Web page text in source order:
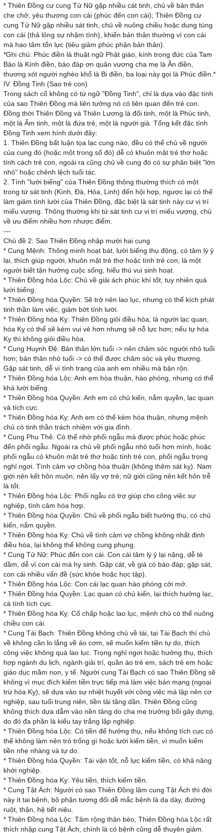
* Thiên Đồng cư cung Tử Nữ gặp nhiều cát tinh, chủ về bản thân
che chở, yêu thương con cái (phúc đến con cái); Thiên Đồng cư
cung Tử Nữ gặp nhiều sát tinh, chủ về nuông chiều hoặc dung túng
con cái (thả lỏng sự nhậm tính), khiến bản thân thường vì con cái
mà hao tâm tổn lực (tiêu giảm phúc phận bản thân).
*Ghi chú: Phúc điền là thuật ngữ Phật giáo, kính trọng đức của Tam
Bảo là Kính điền, báo đáp ơn quân vương cha mẹ là Ân điền,
thương xót người nghèo khổ là Bi điền, ba loại này gọi là Phúc điền.*
IV. Đồng Tinh (Sao trẻ con)
Trong sách cổ không có từ ngữ "Đồng Tinh", chỉ là dựa vào đặc tính
của sao Thiên Đồng mà liên tưởng nó có liên quan đến trẻ con.
Đồng thời Thiên Đồng và Thiên Lương là đối tinh, một là Phúc tinh,
một là Ấm tinh, một là đứa trẻ, một là người già. Tổng kết đặc tính
Đồng Tinh xem hình dưới đây:
1. Thiên Đồng bất luận tọa lạc cung nào, đều có thể chủ về người
của cung đó (hoặc một trong số đó) dễ có khuôn mặt trẻ thơ hoặc
tính cách trẻ con, ngoài ra cũng chủ về cung đó có sự phân biệt "lớn
nhỏ" hoặc chênh lệch tuổi tác.
2. Tính "lười biếng" của Thiên Đồng thông thường thích có một
trong tứ sát tinh (Kình, Đà, Hỏa, Linh) đến hội hợp, ngược lại có thể
làm giảm tính lười của Thiên Đồng, đặc biệt là sát tinh này cư vị trí
miếu vượng. Thông thường khi tứ sát tinh cư vị trí miếu vượng, chủ
về ưu điểm nhiều hơn nhược điểm.
---
Chủ đề 2: Sao Thiên Đồng nhập mười hai cung
* Cung Mệnh: Thông minh hoạt bát, lười biếng thụ động, có tâm lý ỷ
lại, thích giúp người, khuôn mặt trẻ thơ hoặc tính trẻ con, là một
người biết tận hưởng cuộc sống, hiểu thú vui sinh hoạt.
* Thiên Đồng hóa Lộc: Chủ về giải ách phúc khí tốt, tuy nhiên quá
lười biếng.
* Thiên Đồng hóa Quyền: Sẽ trở nên lao lục, nhưng có thể kích phát
tinh thần làm việc, giảm bớt tính lười.
* Thiên Đồng hóa Kỵ: Thiên Đồng giỏi điều hòa, là người lạc quan,
hóa Kỵ có thể sẽ kém vui vẻ hơn nhưng sẽ nỗ lực hơn; nếu tự hóa
Kỵ thì không giỏi điều hòa.
* Cung Huynh Đệ: Bản thân lớn tuổi -> nên chăm sóc người nhỏ tuổi
hơn; bản thân nhỏ tuổi -> có thể được chăm sóc và yêu thương.
Gặp sát tinh, dễ vì tình trạng của anh em nhiều mà bận rộn.
* Thiên Đồng hóa Lộc: Anh em hòa thuận, hào phóng, nhưng có thể
khá lười biếng.
* Thiên Đồng hóa Quyền: Anh em có chủ kiến, nắm quyền, lạc quan
và tích cực.
* Thiên Đồng hóa Kỵ: Anh em có thể kém hòa thuận, nhưng mệnh
chủ có tinh thần trách nhiệm với gia đình.
* Cung Phu Thê: Có thể nhờ phối ngẫu mà được phúc hoặc phúc
đến phối ngẫu. Ngoài ra chủ về phối ngẫu nhỏ tuổi hơn mình, hoặc
phối ngẫu có khuôn mặt trẻ thơ hoặc tính trẻ con, phối ngẫu trọng
nghỉ ngơi. Tình cảm vợ chồng hòa thuận (không thêm sát kỵ). Nam
giới nên kết hôn muộn, nên lấy vợ trẻ; nữ giới cũng nên kết hôn trễ
là tốt.
* Thiên Đồng hóa Lộc: Phối ngẫu có trợ giúp cho công việc sự
nghiệp, tình cảm hòa hợp.
* Thiên Đồng hóa Quyền: Chủ về phối ngẫu biết hưởng thụ, có chủ
kiến, nắm quyền.
* Thiên Đồng hóa Kỵ: Chủ về tình cảm vợ chồng không nhất định
điều hòa, lại không thể không cung phụng.
* Cung Tử Nữ: Phúc đến con cái. Con cái tâm lý ỷ lại nặng, dễ tè
dầm, dễ vì con cái mà hy sinh. Gặp cát, về già có báo đáp; gặp sát,
con cái nhiều vấn đề (sức khỏe hoặc học tập).
* Thiên Đồng hóa Lộc: Con cái lạc quan hào phóng cởi mở.
* Thiên Đồng hóa Quyền: Lạc quan có chủ kiến, lại thích hưởng lạc,
cá tính tích cực.
* Thiên Đồng hóa Kỵ: Cố chấp hoặc lao lục, mệnh chủ có thể nuông
chiều con cái.
* Cung Tài Bạch: Thiên Đồng không chủ về tài, tại Tài Bạch thì chủ
về không cần lo lắng về áo cơm, sẽ muốn kiếm tiền tự do, thích
công việc không quá lao lục. Trọng nghỉ ngơi hoặc hưởng thụ, thích
hợp ngành du lịch, ngành giải trí, quần áo trẻ em, sách trẻ em hoặc
giáo dục mầm non, y tế. Người cung Tài Bạch có sao Thiên Đồng sẽ
không vì mục đích kiếm tiền trực tiếp mà làm việc bán mạng (ngoại
trừ hóa Kỵ), sẽ dựa vào sự nhiệt huyết với công việc mà lập nên cơ
nghiệp, sau tuổi trung niên, tiền tài tăng dần. Thiên Đồng cũng
không thích dựa dẫm vào nền tảng do cha mẹ trưởng bối gây dựng,
do đó đa phần là kiểu tay trắng lập nghiệp.
* Thiên Đồng hóa Lộc: Có tiền để hưởng thụ, nếu không tích cực có
thể không làm nên trò trống gì hoặc lười kiếm tiền, vì muốn kiếm
tiền nhẹ nhàng và tự do.
* Thiên Đồng hóa Quyền: Tài vận tốt, nỗ lực kiếm tiền, có khả năng
khởi nghiệp.
* Thiên Đồng hóa Kỵ: Yêu tiền, thích kiếm tiền.
* Cung Tật Ách: Người có sao Thiên Đồng lâm cung Tật Ách thì đời
này ít tai bệnh, bộ phận tương đối dễ mắc bệnh là dạ dày, đường
ruột, thận, hệ tiết niệu.
* Thiên Đồng hóa Lộc: Tâm rộng thân béo, Thiên Đồng hóa Lộc rất
thích nhập cung Tật Ách, chính là có bệnh cũng dễ thuyên giảm.